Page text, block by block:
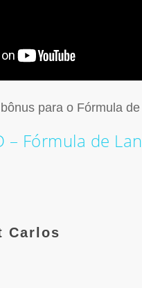
para o Fórmula
– Fórmula de
Carlos